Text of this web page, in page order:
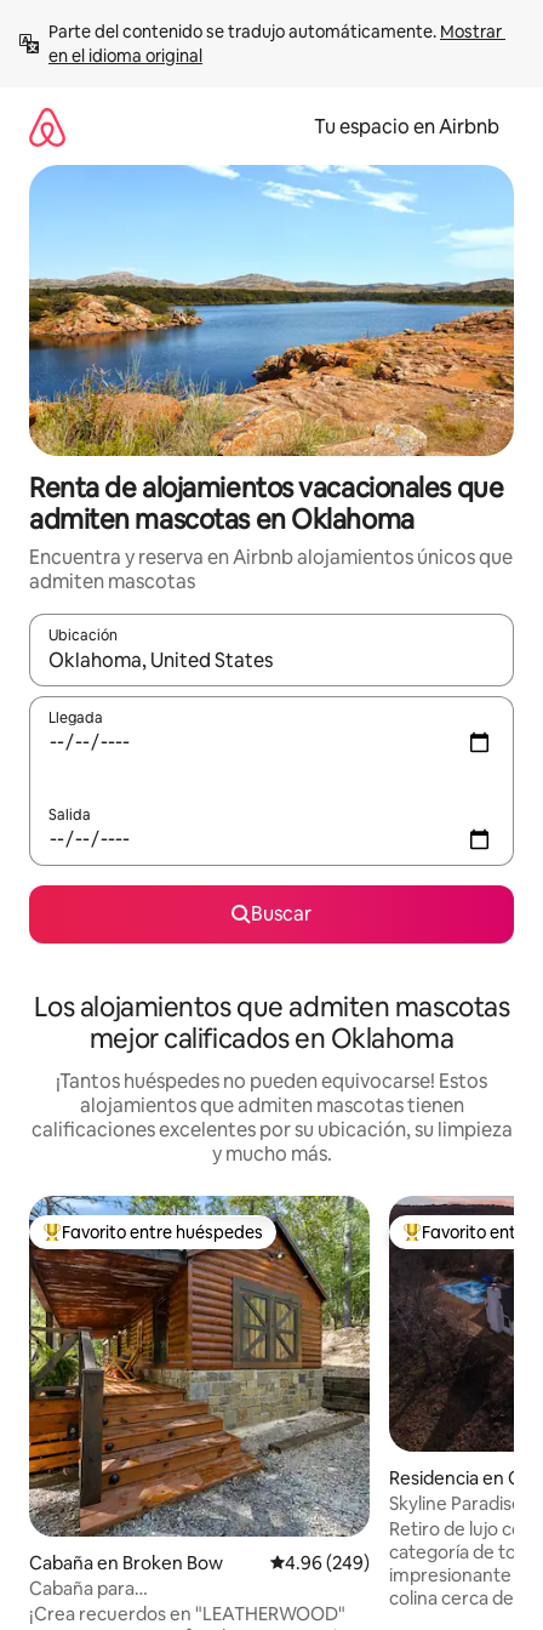
contenido
Parte del contenido se tradujo automáticamente. Mostrar
en el idioma original
Tu espacio en Airbnb
Renta de alojamientos vacacionales que
admiten mascotas en Oklahoma
Encuentra y reserva en Airbnb alojamientos únicos que
admiten mascotas
Ubicación
Cuando los resultados estén disponibles, podrás navegar
Llegada
Salida
Buscar
Los alojamientos que admiten mascotas
mejor calificados en Oklahoma
¡Tantos huéspedes no pueden equivocarse! Estos
alojamientos que admiten mascotas tienen
calificaciones excelentes por su ubicación, su limpieza
y mucho más.
De los mejores en Favorito entre huéspedes
Favorito entre huéspedes
Cabaña en Broken Bow Calificación promedio: 4.96 de
4.96 (249)
Cabaña para
parejas/jacuzzi/fogata/tranquila/privada
¡Crea recuerdos en "LEATHERWOOD"
De los mejores
Favorito entre
Residencia en
Skyline Paradise |
|Keystone Lk
Retiro de lujo con
categoría de torneos Disfruta
impresionante
colina cerca de